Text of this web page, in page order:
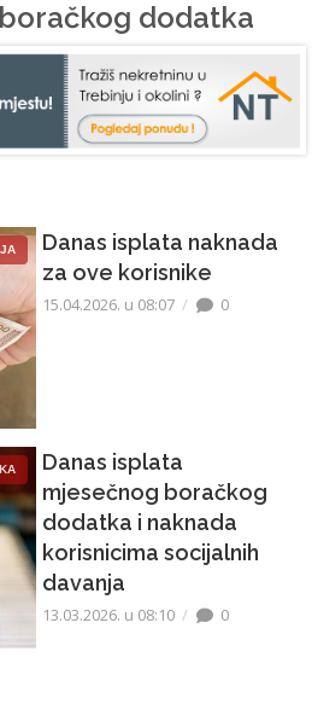
dodatka
Danas isplata naknada
za ove korisnike
15.04.2026. u 08:07 0
Danas isplata
mjesečnog boračkog
dodatka i naknada
korisnicima socijalnih
davanja
13.03.2026. u 08:10 0